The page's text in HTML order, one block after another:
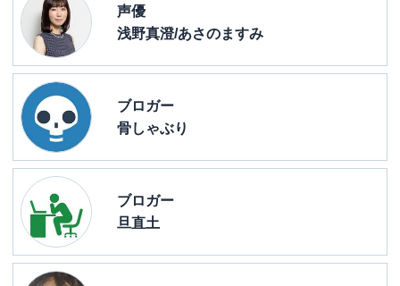
声優
浅野真澄/あさのますみ
ブロガー
骨しゃぶり
ブロガー
旦直土